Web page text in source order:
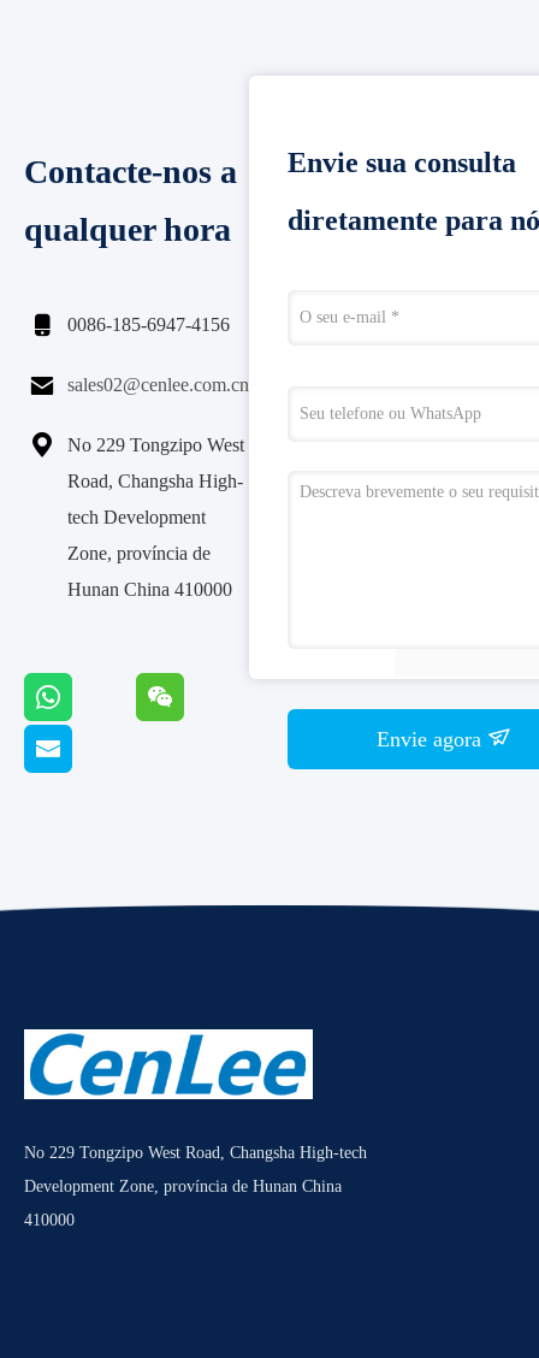
Contacte-nos a
qualquer hora
 0086-185-6947-4156
 sales02@cenlee.com.cn

No 229 Tongzipo West
Road, Changsha High-
tech Development
Zone, província de
Hunan China 410000
Envie sua consulta
diretamente para
Envie agora
No 229 Tongzipo West Road, Changsha High-tech
Development Zone, província de Hunan China
410000